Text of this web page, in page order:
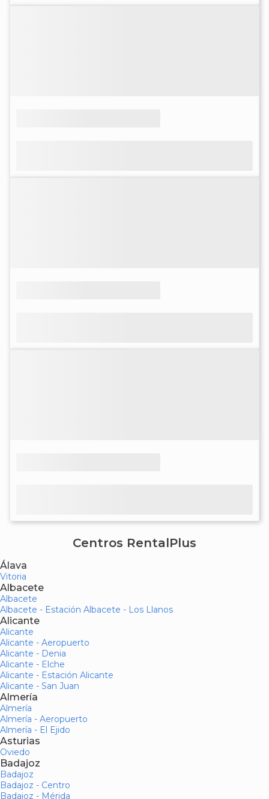
Centros RentalPlus
Álava
Vitoria
Albacete
Albacete
Albacete - Estación Albacete - Los Llanos
Alicante
Alicante
Alicante - Aeropuerto
Alicante - Denia
Alicante - Elche
Alicante - Estación Alicante
Alicante - San Juan
Almería
Almería
Almería - Aeropuerto
Almería - El Ejido
Asturias
Oviedo
Badajoz
Badajoz
Badajoz - Centro
Badajoz - Mérida